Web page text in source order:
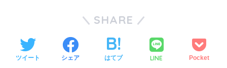
SHARE
ツイート シェア はてブ LINE Pocket